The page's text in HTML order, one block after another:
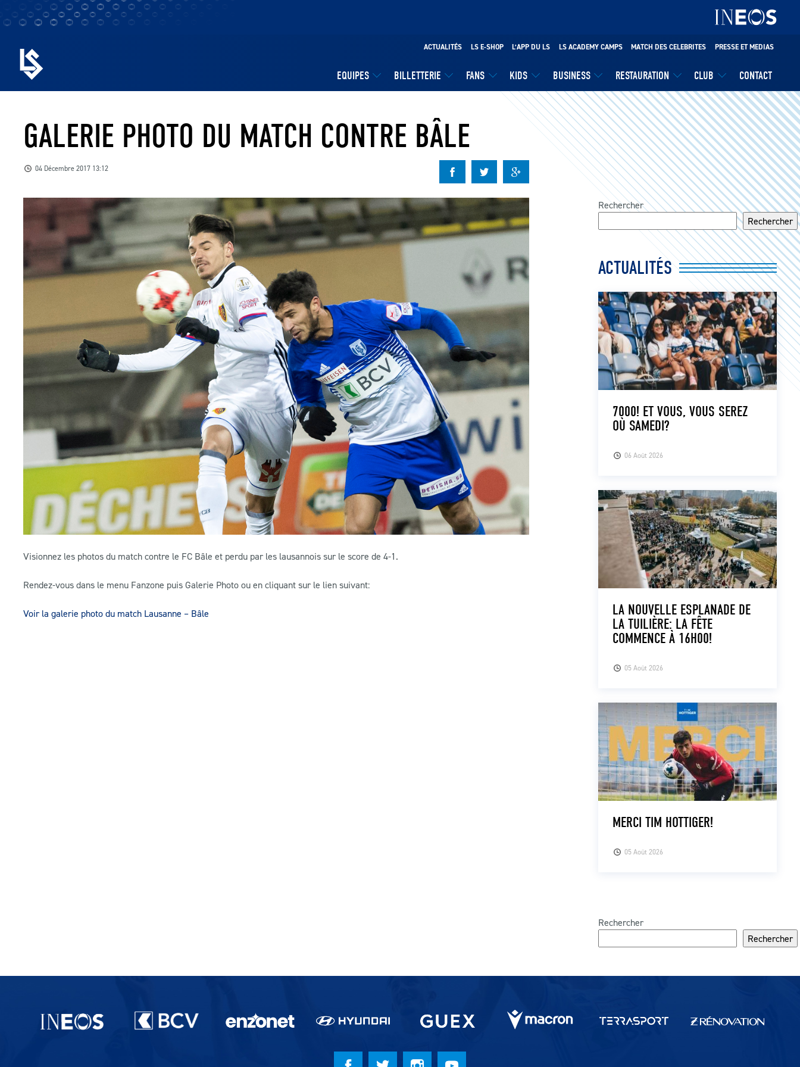
EQUIPES BILLETTERIE FANS KIDS BUSINESS RESTAURATION CLUB CONTACT
ACTUALITÉS LS E-SHOP L’APP DU LS LS ACADEMY CAMPS MATCH DES CELEBRITES PRESSE ET MEDIAS
GALERIE PHOTO DU MATCH CONTRE BÂLE
04 Décembre 2017 13:12
Visionnez les photos du match contre le FC Bâle et perdu par les lausannois sur le score de 4-1.
Rendez-vous dans le menu Fanzone puis Galerie Photo ou en cliquant sur le lien suivant:
Voir la galerie photo du match Lausanne – Bâle
Rechercher
Rechercher
ACTUALITÉS
06 Août 2026
7000! ET VOUS, VOUS SEREZ
OÙ SAMEDI?
05 Août 2026
LA NOUVELLE ESPLANADE DE
LA TUILIÈRE: LA FÊTE
COMMENCE À 16H00!
05 Août 2026
MERCI TIM HOTTIGER!
Rechercher
Rechercher
Partenaires du lausanne-Sport